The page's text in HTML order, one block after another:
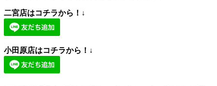
二宮店はコチラから！↓
小田原店はコチラから！↓